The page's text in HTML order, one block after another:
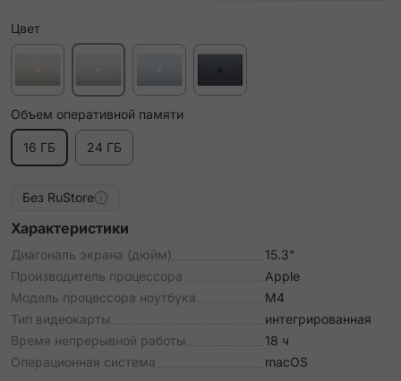
Цвет
Объем оперативной памяти
16 ГБ 24 ГБ
Без RuStore
Характеристики
Диагональ экрана (дюйм)
15.3"
Производитель процессора
Apple
Модель процессора ноутбука
M4
Тип видеокарты
интегрированная
Время непрерывной работы
18 ч
Операционная система
macOS